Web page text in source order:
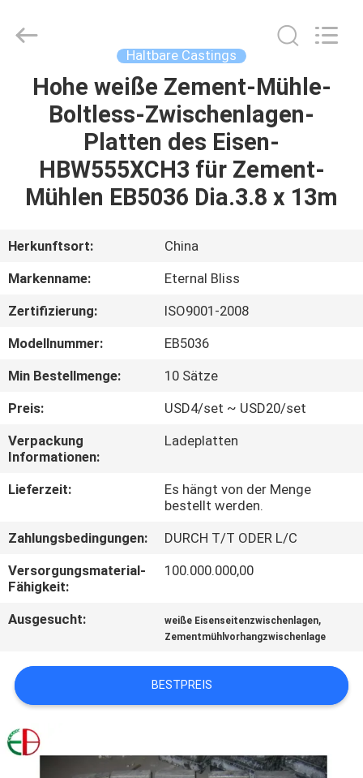
HAUS
PRODUKTE
VIDEOS
ÜBER
UNS
FABRIK-
AUSFLUG
QUALITÄTSKONTROLLE
TRETEN
SIE
UNS
IN
VERBINDUNG
FORDERN
SIE
EIN
Forging
Co.,LTD..
Reserved.
Haltbare Castings
Hohe weiße Zement-Mühle-
Boltless-Zwischenlagen-
Platten des Eisen-
HBW555XCH3 für Zement-
Mühlen EB5036 Dia.3.8 x 13m
Herkunftsort:
China
Markenname:
Eternal Bliss
Zertifizierung:
ISO9001-2008
Modellnummer:
EB5036
Min Bestellmenge:
10 Sätze
Preis:
USD4/set ~ USD20/set
Verpackung
Informationen:
Ladeplatten
Lieferzeit:
Es hängt von der Menge
bestellt werden.
Zahlungsbedingungen:
DURCH T/T ODER L/C
Versorgungsmaterial-
Fähigkeit:
100.000.000,00
Ausgesucht: weiße Eisenseitenzwischenlagen,
Zementmühlvorhangzwischenlage
BESTPREIS